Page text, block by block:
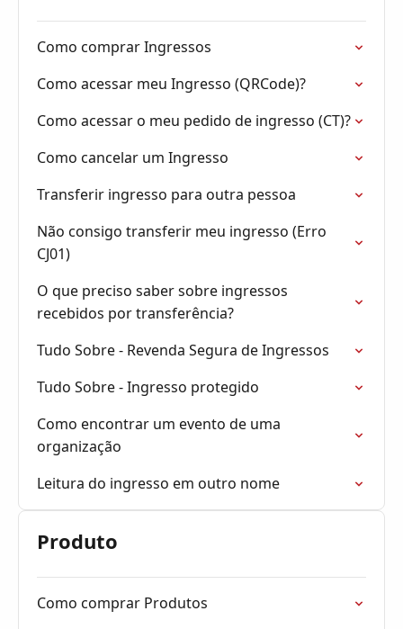
Como comprar Ingressos
Como acessar meu Ingresso (QRCode)?
Como acessar o meu pedido de ingresso (CT)?
Como cancelar um Ingresso
Transferir ingresso para outra pessoa
Não consigo transferir meu ingresso (Erro
CJ01)
O que preciso saber sobre ingressos
recebidos por transferência?
Tudo Sobre - Revenda Segura de Ingressos
Tudo Sobre - Ingresso protegido
Como encontrar um evento de uma
organização
Leitura do ingresso em outro nome
Produto
Como comprar Produtos